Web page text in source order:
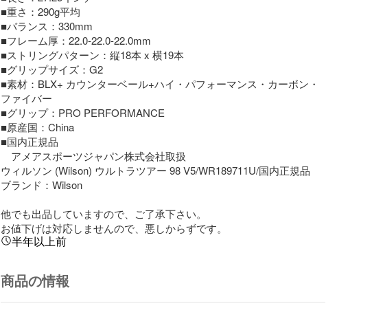
■重さ：290g平均
■バランス：330mm
■フレーム厚：22.0-22.0-22.0mm
■ストリングパターン：縦18本 x 横19本
■グリップサイズ：G2
■素材：BLX+ カウンターベール+ハイ・パフォーマンス・カーボン・
ファイバー
■グリップ：PRO PERFORMANCE
■原産国：China
■国内正規品
アメアスポーツジャパン株式会社取扱
ウィルソン (Wilson) ウルトラツアー 98 V5/WR189711U/国内正規品
ブランド：Wilson
他でも出品していますので、ご了承下さい。
お値下げは対応しませんので、悪しからずです。
半年以上前
商品の情報